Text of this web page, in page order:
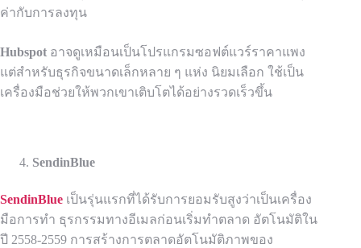
ค่ากับการลงทุน
Hubspot อาจดูเหมือนเป็นโปรแกรมซอฟต์แวร์ราคาแพง
แต่สำหรับธุรกิจขนาดเล็กหลาย ๆ แห่ง นิยมเลือก ใช้เป็น
เครื่องมือช่วยให้พวกเขาเติบโตได้อย่างรวดเร็วขึ้น
SendinBlue
SendinBlue เป็นรุ่นแรกที่ได้รับการยอมรับสูงว่าเป็นเครื่อง
มือการทำ ธุรกรรมทางอีเมลก่อนเริ่มทำตลาด อัตโนมัติใน
ปี 2558-2559 การสร้างการตลาดอัตโนมัติภาพของ